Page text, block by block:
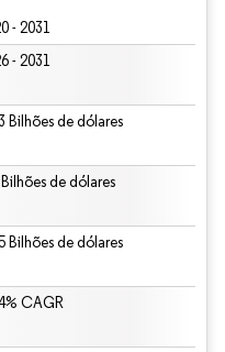
- 2031
- 2031
Bilhões de dólares
de dólares
Bilhões de dólares
CAGR